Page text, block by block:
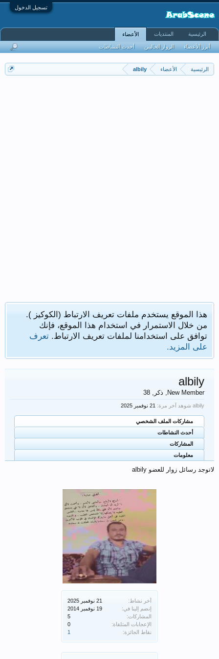
تسجيل الدخول
الرئيسية الأعضاء albily
هذا الموقع يستخدم ملفات تعريف الارتباط (الكوكيز ).
من خلال الاستمرار في استخدام هذا الموقع، فإنك
توافق على استخدامنا لملفات تعريف الارتباط. تعرف
على المزيد.
آخر نشاط:
إنضم إلينا في:
المشاركات:
5
الإعجابات المتلقاة:
0
نقاط الجائزة:
1
albily
New Member , ذكر, 38
albily شوهد آخر مرة:
مشاركات الملف الشخصي
أحدث النشاطات
المشاركات
معلومات
لاتوجد رسائل زوار للعضو albily
الرئيسية المنتديات الأعضاء
أبرز الأعضاء الزوار الحاليين أحدث النشاطات